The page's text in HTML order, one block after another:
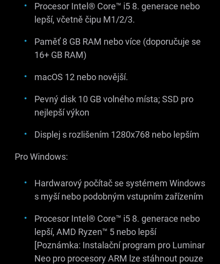
Procesor Intel® Core™ i5 8. generace nebo
lepší, včetně čipu M1/2/3.
Paměť 8 GB RAM nebo více (doporučuje se
16+ GB RAM)
macOS 12 nebo novější.
Pevný disk 10 GB volného místa; SSD pro
nejlepší výkon
Displej s rozlišením 1280x768 nebo lepším
Pro Windows:
Hardwarový počítač se systémem Windows
s myší nebo podobným vstupním zařízením
Procesor Intel® Core™ i5 8. generace nebo
lepší, AMD Ryzen™ 5 nebo lepší
[Poznámka: Instalační program pro Luminar
Neo pro procesory ARM lze stáhnout pouze